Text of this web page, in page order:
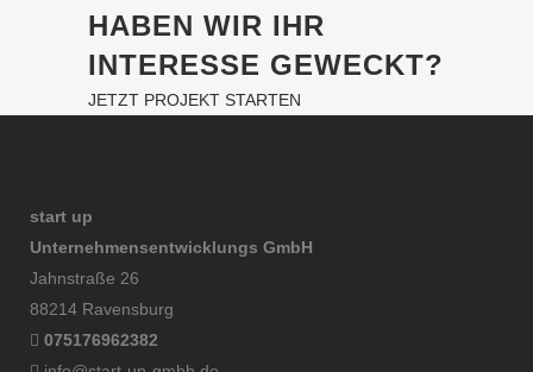
HABEN WIR IHR
INTERESSE GEWECKT?
JETZT PROJEKT STARTEN
start up
Unternehmensentwicklungs GmbH
Jahnstraße 26
88214 Ravensburg
075176962382